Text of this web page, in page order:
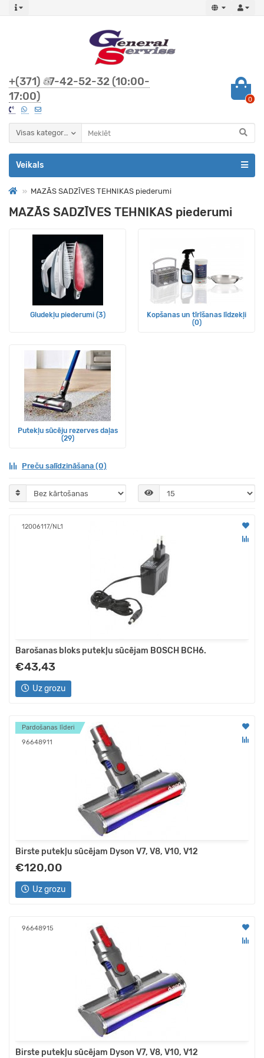
+(371) 67-42-52-32 (10:00-
17:00)
0
Visas kategorijas
Veikals
MAZĀS SADZĪVES TEHNIKAS piederumi
MAZĀS SADZĪVES TEHNIKAS piederumi
Gludekļu piederumi (3)
Kopšanas un tīrīšanas līdzekļi
(0)
Putekļu sūcēju rezerves daļas
(29)
Preču salīdzināšana (0)
12006117/NL1
Barošanas bloks putekļu sūcējam BOSCH BCH6.
€43,43
Uz grozu
Pardošanas līderi
96648911
Birste putekļu sūcējam Dyson V7, V8, V10, V12
€120,00
Uz grozu
96648915
Birste putekļu sūcējam Dyson V7, V8, V10, V12